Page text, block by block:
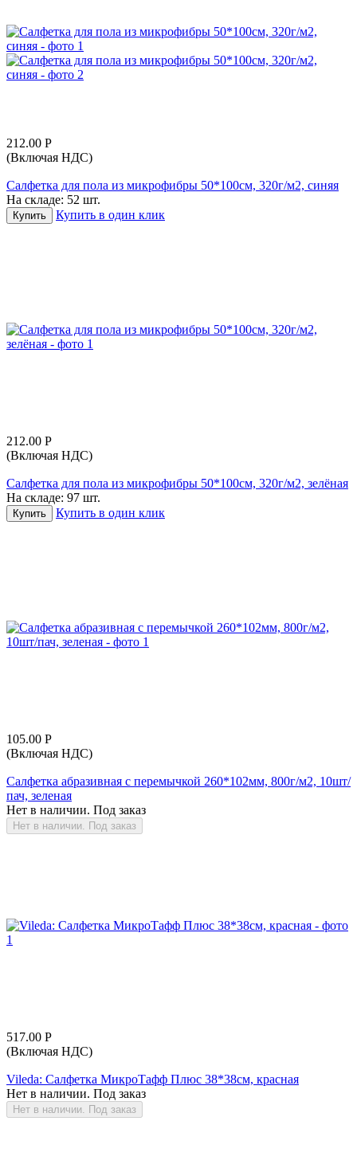
212.00 Р
(Включая НДС)
Салфетка для пола из микрофибры 50*100см, 320г/м2, синяя
На складе: 52 шт.
Купить Купить в один клик
212.00 Р
(Включая НДС)
Салфетка для пола из микрофибры 50*100см, 320г/м2, зелёная
На складе: 97 шт.
Купить Купить в один клик
105.00 Р
(Включая НДС)
Салфетка абразивная с перемычкой 260*102мм, 800г/м2, 10шт/
пач, зеленая
Нет в наличии. Под заказ
Нет в наличии. Под заказ
517.00 Р
(Включая НДС)
Vileda: Салфетка МикроТафф Плюс 38*38см, красная
Нет в наличии. Под заказ
Нет в наличии. Под заказ